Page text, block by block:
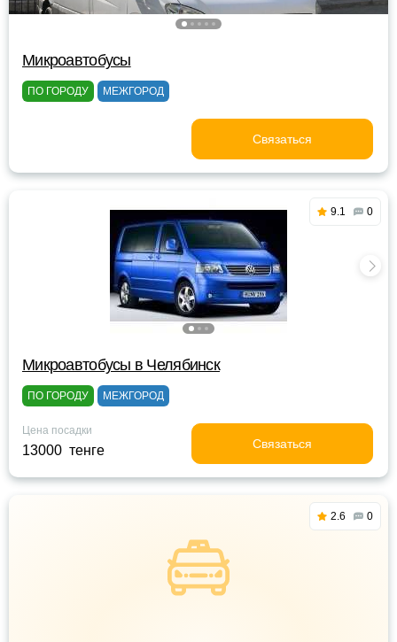
Микроавтобусы
ПО ГОРОДУ МЕЖГОРОД
Связаться
9.1 0
Микроавтобусы в Челябинск
ПО ГОРОДУ МЕЖГОРОД
Цена посадки
13000 тенге Связаться
2.6 0